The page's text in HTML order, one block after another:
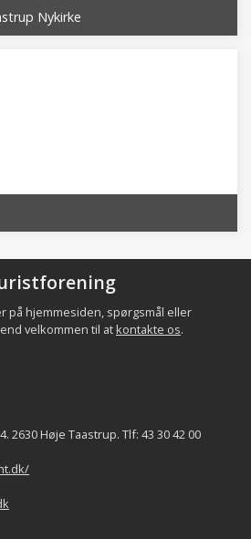
Nykirke
på hjemmesiden, spørgsmål eller
velkommen til at kontakte os.
2630 Høje Taastrup. Tlf: 43 30 42 00